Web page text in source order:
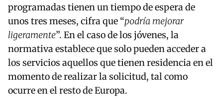
programadas tienen un tiempo de espera de
unos tres meses, cifra que “podría mejorar
ligeramente”. En el caso de los jóvenes, la
normativa establece que solo pueden acceder a
los servicios aquellos que tienen residencia en el
momento de realizar la solicitud, tal como
ocurre en el resto de Europa.